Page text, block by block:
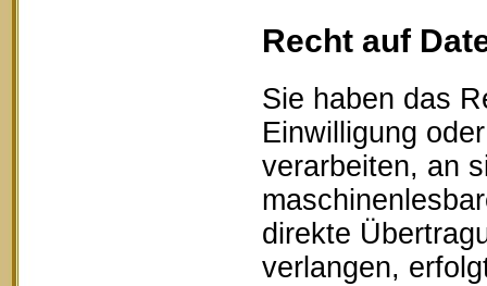
Recht auf
Sie haben das
Einwilligung
verarbeiten, an
direkte
verlangen,